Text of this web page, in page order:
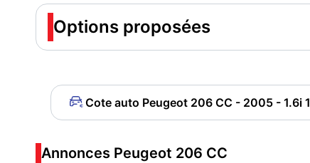
Options proposées
Cote auto Peugeot 206 CC - 2005 - 1.6i
Annonces Peugeot 206 CC